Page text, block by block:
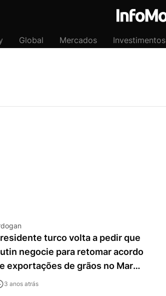
Global Mercados Investimentos
turco volta a pedir que
negocie para retomar acordo
exportações de grãos no Mar
3 anos atrás